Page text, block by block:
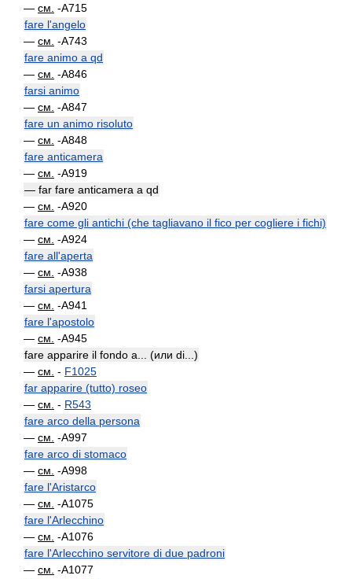
— см. -A715
fare l'angelo
— см. -A743
fare animo a qd
— см. -A846
farsi animo
— см. -A847
fare un animo risoluto
— см. -A848
fare anticamera
— см. -A919
— far fare anticamera a qd
— см. -A920
fare come gli antichi (che tagliavano il fico per cogliere i fichi)
— см. -A924
fare all'aperta
— см. -A938
farsi apertura
— см. -A941
fare l'apostolo
— см. -A945
fare apparire il fondo a... (или di...)
— см. - F1025
far apparire (tutto) roseo
— см. - R543
fare arco della persona
— см. -A997
fare arco di stomaco
— см. -A998
fare l'Aristarco
— см. -A1075
fare l'Arlecchino
— см. -A1076
fare l'Arlecchino servitore di due padroni
— см. -A1077